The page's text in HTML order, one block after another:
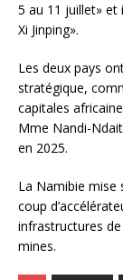
5 au 11 juillet» et
Xi Jinping».
Les deux pays
stratégique,
capitales
Mme Nandi-
en 2025.
La Namibie mise
coup
infrastructures
mines.